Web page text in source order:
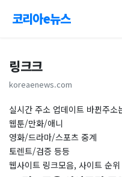
코리아e뉴스
링크크
koreaenews.com
실시간 주소 업데이트 바뀐주소
웹툰/만화/애니
영화/드라마/스포츠 중계
토렌트/검증 등등
웹사이트 링크모음, 사이트 순위